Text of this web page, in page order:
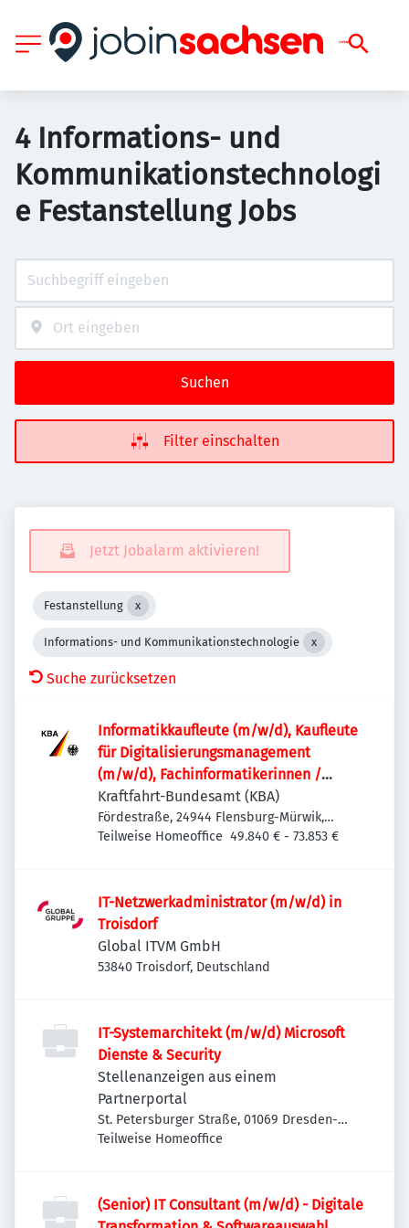
4 Informations- und
Kommunikationstechnologi
e Festanstellung Jobs
Suchen
Filter einschalten
Jetzt Jobalarm aktivieren!
Festanstellung
Informations- und Kommunikationstechnologie
Suche zurücksetzen
Informatik­kaufleute (m/w/d), Kaufleute
für Digitalisierungs­management
(m/w/d), Fachinformatikerinnen /
Fachinformatiker (m/w/d) oder
vergleichbare IT-Ausbildung für den IT-
Leitstand im Rechenzentrum
Kraftfahrt-Bundesamt (KBA)
Fördestraße, 24944 Flensburg-Mürwik,
Deutschland
Teilweise Homeoffice 49.840 € - 73.853 €
IT-Netzwerkadministrator (m/w/d) in
Troisdorf
Global ITVM GmbH
53840 Troisdorf, Deutschland
IT-Systemarchitekt (m/w/d) Microsoft
Dienste & Security
Stellenanzeigen aus einem
Partnerportal
St. Petersburger Straße, 01069 Dresden-
Altstadt, Deutschland
Teilweise Homeoffice
(Senior) IT Consultant (m/w/d) - Digitale